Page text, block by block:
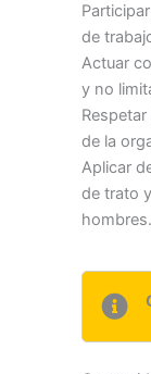
de
Actuar
y no
de la
Aplicar
de trato
hombres.